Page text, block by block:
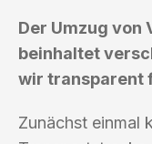
Der Umzug von
beinhaltet
wir transparent
Zunächst einmal